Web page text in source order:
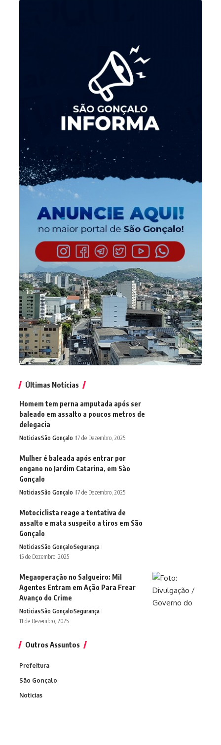
Últimas Notícias
Homem tem perna amputada após ser
baleado em assalto a poucos metros de
delegacia
NoticiasSão Gonçalo 17 de Dezembro, 2025
Mulher é baleada após entrar por
engano no Jardim Catarina, em São
Gonçalo
NoticiasSão Gonçalo 17 de Dezembro, 2025
Motociclista reage a tentativa de
assalto e mata suspeito a tiros em São
Gonçalo
NoticiasSão GonçaloSegurança
15 de Dezembro, 2025
Megaoperação no Salgueiro: Mil
Agentes Entram em Ação Para Frear
Avanço do Crime
NoticiasSão GonçaloSegurança
11 de Dezembro, 2025
Outros Assuntos
Prefeitura
São Gonçalo
Noticias